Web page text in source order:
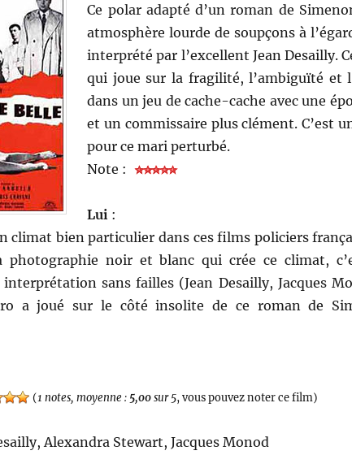
Ce polar adapté d’un roman de
atmosphère lourde de soupçons à
interprété par l’excellent Jean Desailly.
qui joue sur la fragilité, l’ambiguïté et
dans un jeu de cache-cache avec une
et un commissaire plus clément. C’est
pour ce mari perturbé.
Note :
Lui :
climat bien particulier dans ces films policiers
noir et blanc qui crée ce climat,
interprétation sans failles (Jean Desailly, Jacques
a joué sur le côté insolite de ce roman de
(1 notes, moyenne : 5,00sur 5, vous pouvez noter ce film)
Alexandra Stewart, Jacques Monod